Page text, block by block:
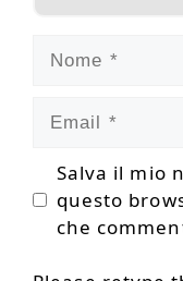
Salva il mio
questo
che